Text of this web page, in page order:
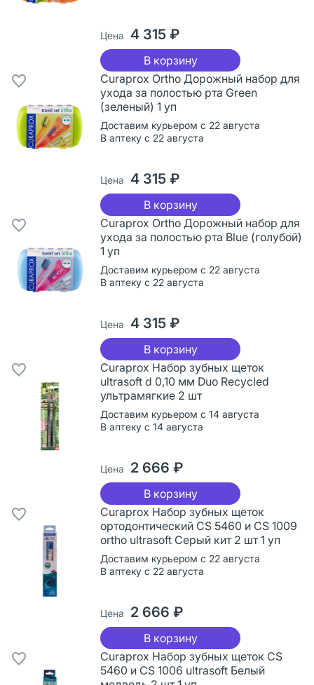
Цена 4 315 ₽
В корзину
Curaprox Ortho Дорожный набор для
ухода за полостью рта Green
(зеленый) 1 уп
Доставим курьером с 22 августа
В аптеку с 22 августа
Цена 4 315 ₽
В корзину
Curaprox Ortho Дорожный набор для
ухода за полостью рта Blue (голубой)
1 уп
Доставим курьером с 22 августа
В аптеку с 22 августа
Цена 4 315 ₽
В корзину
Curaprox Набор зубных щеток
ultrasoft d 0,10 мм Duo Recycled
ультрамягкие 2 шт
Доставим курьером с 14 августа
В аптеку с 14 августа
Цена 2 666 ₽
В корзину
Curaprox Набор зубных щеток
ортодонтический CS 5460 и CS 1009
ortho ultrasoft Серый кит 2 шт 1 уп
Доставим курьером с 22 августа
В аптеку с 22 августа
Цена 2 666 ₽
В корзину
Curaprox Набор зубных щеток CS
5460 и CS 1006 ultrasoft Белый